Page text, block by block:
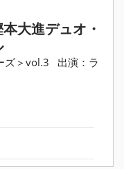
大進デュオ・
ズ＞vol.3 出演：ラ